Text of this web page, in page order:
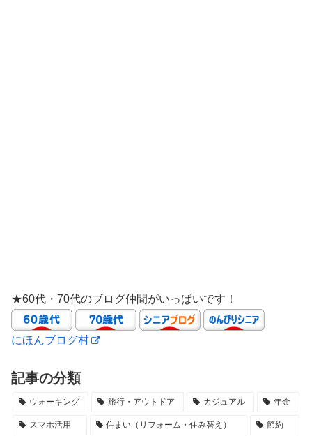
★60代・70代のブログ仲間がいっぱいです！
にほんブログ村
記事の分類
ウォーキング 旅行・アウトドア カジュアル 年金
スマホ活用 住まい（リフォーム・住み替え） 節約